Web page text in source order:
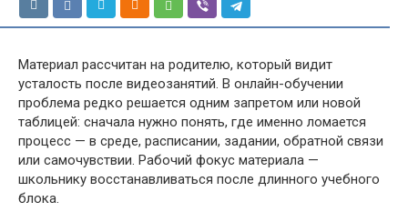
Материал рассчитан на родителю, который видит
усталость после видеозанятий. В онлайн-обучении
проблема редко решается одним запретом или новой
таблицей: сначала нужно понять, где именно ломается
процесс — в среде, расписании, задании, обратной связи
или самочувствии. Рабочий фокус материала —
школьнику восстанавливаться после длинного учебного
блока.